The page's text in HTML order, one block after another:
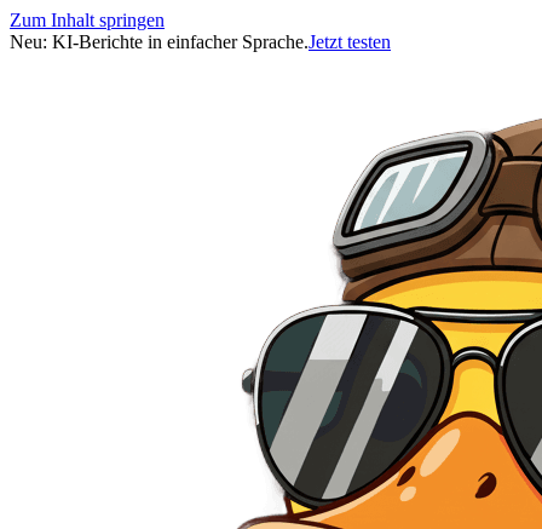
Zum Inhalt springen
Neu: KI-Berichte in einfacher Sprache.Jetzt testen